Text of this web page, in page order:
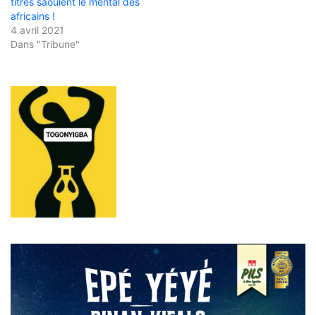
africains !
4 avril 2021
Dans "Tribune"